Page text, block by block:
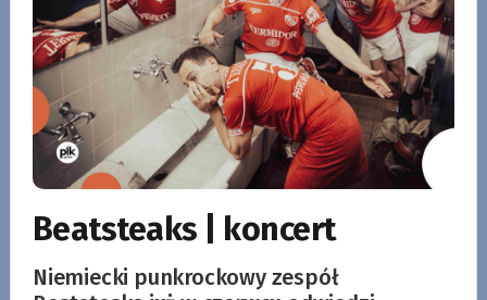
Beatsteaks | koncert
Niemiecki punkrockowy zespół